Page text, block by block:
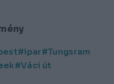
ipar
Tungsram
Váci út